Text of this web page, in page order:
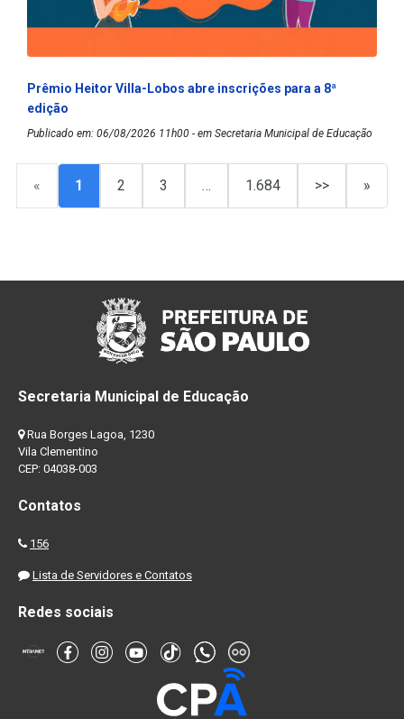
Prêmio Heitor Villa-Lobos abre inscrições para a 8ª
edição
Publicado em: 06/08/2026 11h00 - em Secretaria Municipal de Educação
« 1 2 3 … 1.684 >> »
Secretaria Municipal de Educação
Rua Borges Lagoa, 1230
Vila Clementino
CEP: 04038-003
Contatos
156
Lista de Servidores e Contatos
Redes sociais